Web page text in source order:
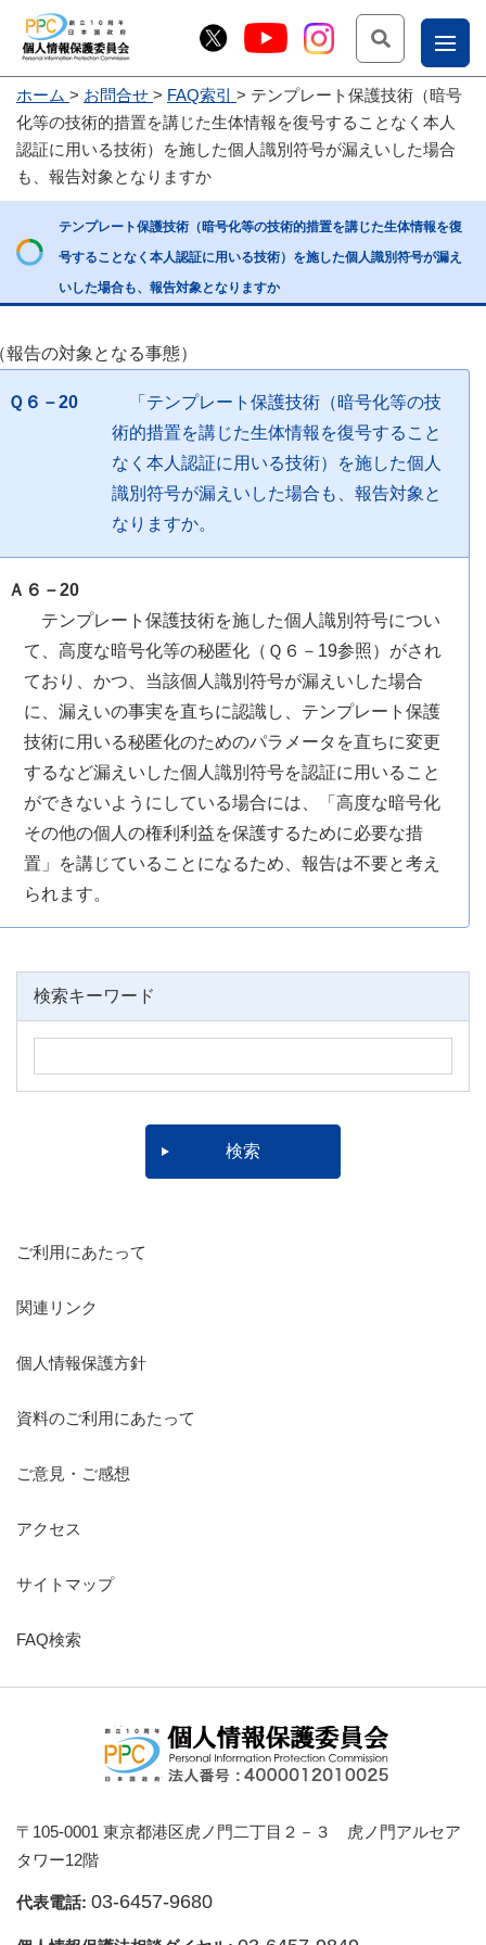
お
せ
こー
じょ
ホーム お問合せ FAQ索引
テンプレート保護技術（暗号
化等の技術的措置を講じた生体情報を復号することなく本人
認証に用いる技術）を施した個人識別符号が漏えいした場合
も、報告対象となりますか
テンプレート保護技術（暗号化等の技術的措置を講じた生体情報を復
号することなく本人認証に用いる技術）を施した個人識別符号が漏え
いした場合も、報告対象となりますか
報告の対象となる事態）
Ｑ６－20
「テンプレート保護技術（暗号化等の技
術的措置を講じた生体情報を復号すること
なく本人認証に用いる技術）を施した個人
識別符号が漏えいした場合も、報告対象と
なりますか。
Ａ６－20
テンプレート保護技術を施した個人識別符号につい
て、高度な暗号化等の秘匿化（Ｑ６－19参照）がされ
ており、かつ、当該個人識別符号が漏えいした場合
に、漏えいの事実を直ちに認識し、テンプレート保護
技術に用いる秘匿化のためのパラメータを直ちに変更
するなど漏えいした個人識別符号を認証に用いること
ができないようにしている場合には、「高度な暗号化
その他の個人の権利利益を保護するために必要な措
置」を講じていることになるため、報告は不要と考え
られます。
検索キーワード
ご利用にあたって
関連リンク
個人情報保護方針
資料のご利用にあたって
ご意見・ご感想
アクセス
サイトマップ
FAQ検索
〒105-0001 東京都港区虎ノ門二丁目２－３ 虎ノ門アルセア
タワー12階
代表電話: 03-6457-9680